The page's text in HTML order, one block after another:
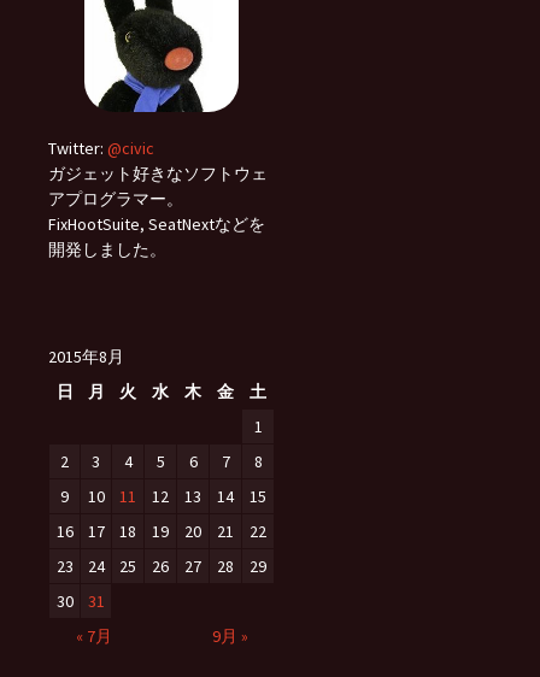
Twitter: @civic
ガジェット好きなソフトウェ
アプログラマー。
FixHootSuite, SeatNextなどを
開発しました。
2015年8月
日
月 火 水 木 金
土
1
2
3 4 5 6 7
8
9
10 11 12 13 14
15
16
17 18 19 20 21
22
23
24 25 26 27 28
29
30
31
« 7月
9月 »